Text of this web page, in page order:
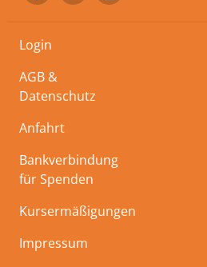
Login
AGB &
Datenschutz
Anfahrt
Bankverbindung
für Spenden
Kursermäßigungen
Impressum